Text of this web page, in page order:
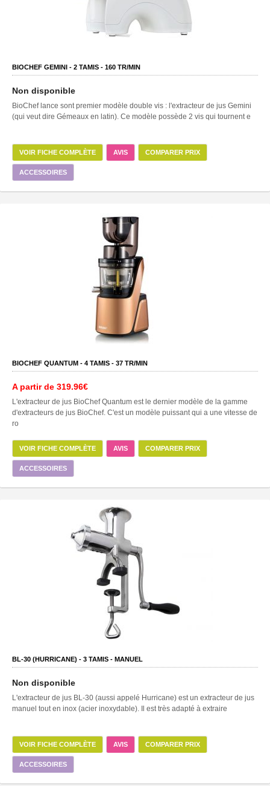
BIOCHEF GEMINI - 2 TAMIS - 160 TR/MIN
Non disponible
BioChef lance sont premier modèle double vis : l'extracteur de jus Gemini
(qui veut dire Gémeaux en latin). Ce modèle possède 2 vis qui tournent e
VOIR FICHE COMPLÈTE AVIS COMPARER PRIX
ACCESSOIRES
BIOCHEF QUANTUM - 4 TAMIS - 37 TR/MIN
A partir de 319.96€
L'extracteur de jus BioChef Quantum est le dernier modèle de la gamme
d'extracteurs de jus BioChef. C'est un modèle puissant qui a une vitesse de
ro
VOIR FICHE COMPLÈTE AVIS COMPARER PRIX
ACCESSOIRES
BL-30 (HURRICANE) - 3 TAMIS - MANUEL
Non disponible
L'extracteur de jus BL-30 (aussi appelé Hurricane) est un extracteur de jus
manuel tout en inox (acier inoxydable). Il est très adapté à extraire
VOIR FICHE COMPLÈTE AVIS COMPARER PRIX
ACCESSOIRES